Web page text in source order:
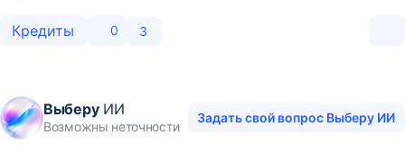
Кредиты 0 3
ВыберуИИ
Возможны неточности
Задать свой вопрос Выберу ИИ